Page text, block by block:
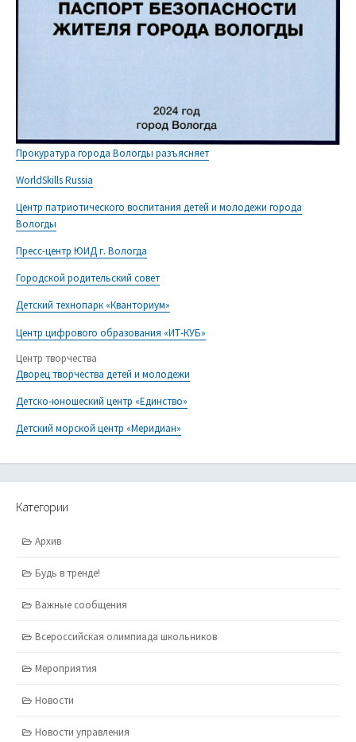
Прокуратура города Вологды разъясняет
WorldSkills Russia
Центр патриотического воспитания детей и молодежи города
Вологды
Пресс-центр ЮИД г. Вологда
Городской родительский совет
Детский технопарк «Кванториум»
Центр цифрового образования «ИТ-КУБ»
Центр творчества
Дворец творчества детей и молодежи
Детско-юношеский центр «Единство»
Детский морской центр «Меридиан»
Категории
Архив
Будь в тренде!
Важные сообщения
Всероссийская олимпиада школьников
Мероприятия
Новости
Новости управления